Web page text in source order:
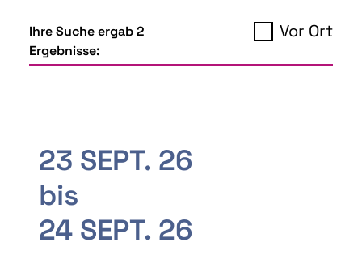
Ihre Suche ergab 2
Ergebnisse:
Vor Ort
23 SEPT. 26
bis
24 SEPT. 26